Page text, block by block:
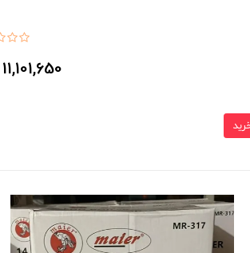
11,101,650